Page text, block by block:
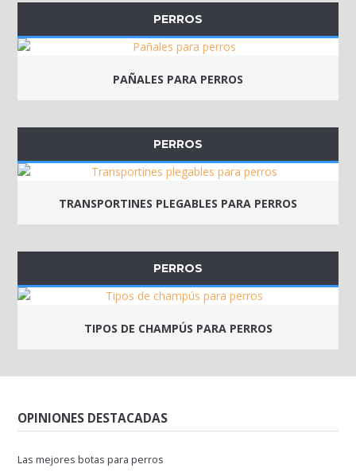
PERROS
PAÑALES PARA PERROS
PERROS
TRANSPORTINES PLEGABLES PARA PERROS
PERROS
TIPOS DE CHAMPÚS PARA PERROS
OPINIONES DESTACADAS
Las mejores botas para perros